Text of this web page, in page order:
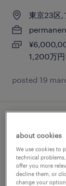
東京23区,
1,200万円
posted 19
ネージャー
東京23区,
about cookies
We use cookies to
technical
offer you more
decline them, or
change your